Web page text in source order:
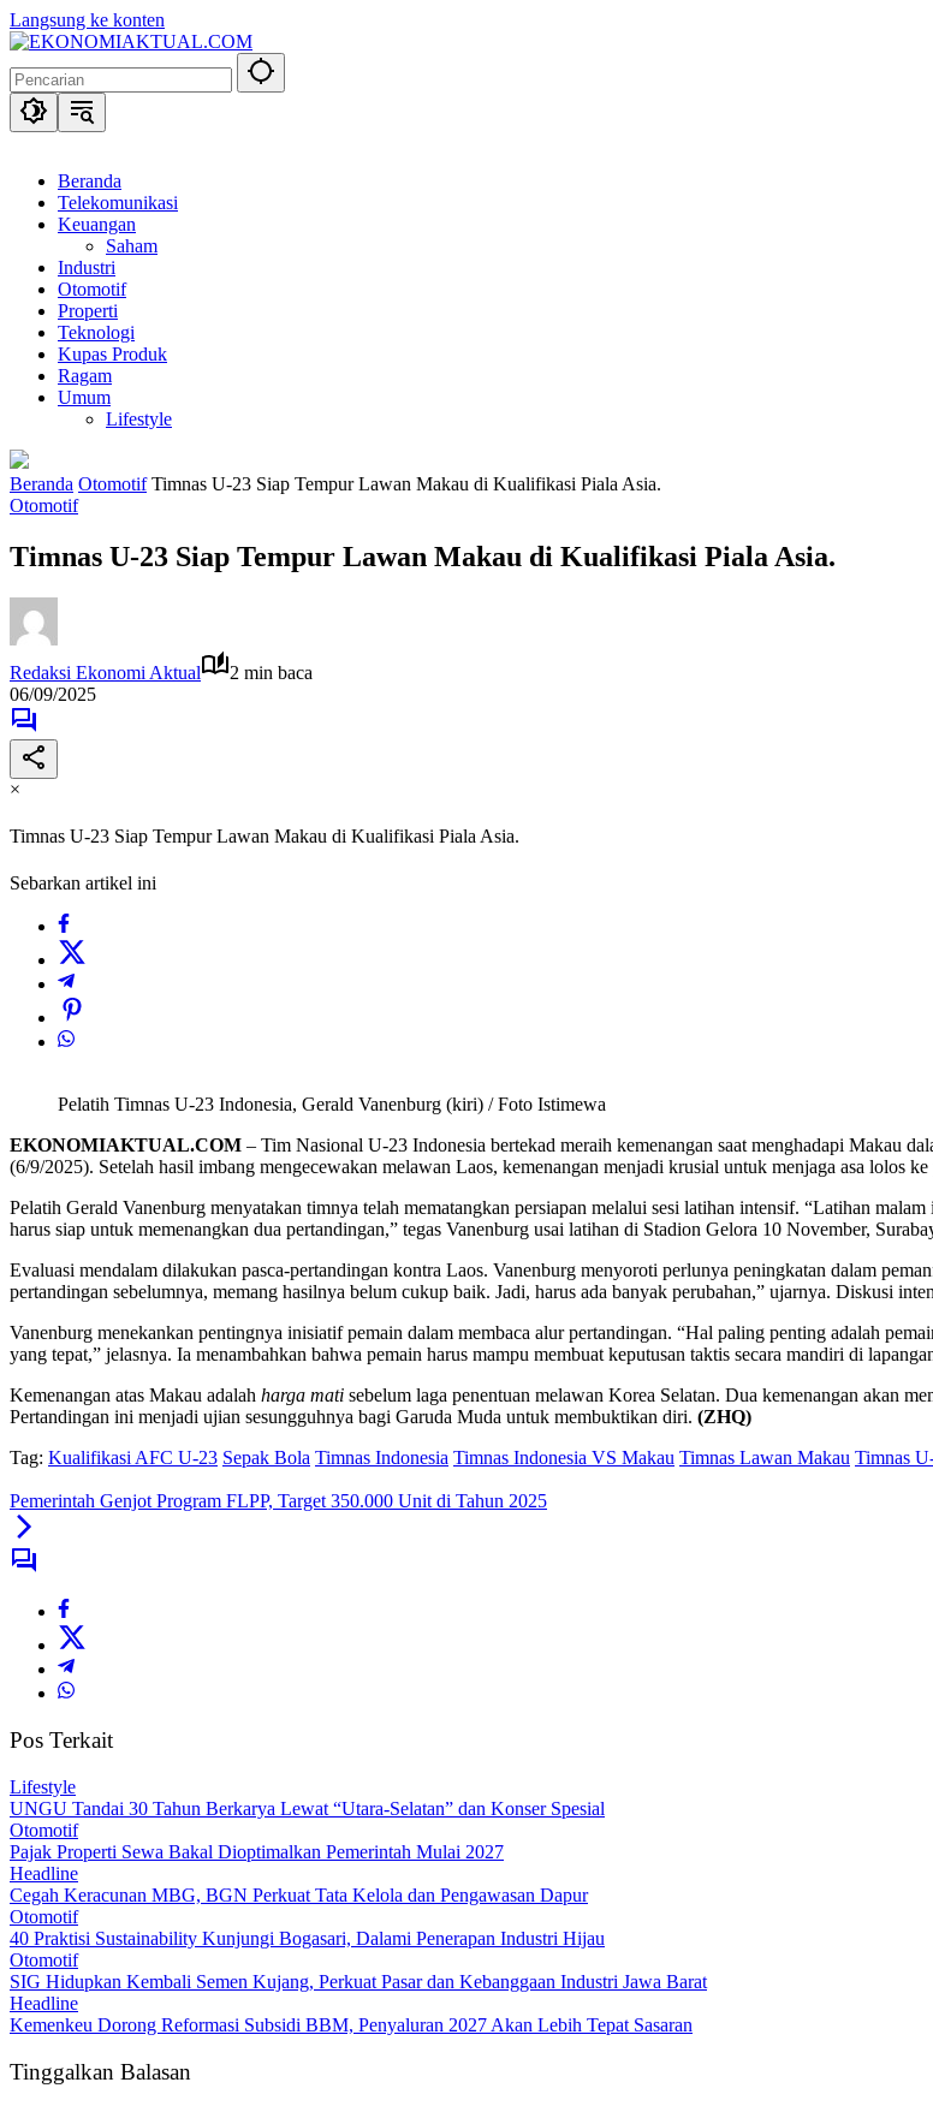
Langsung ke konten
Beranda
Telekomunikasi
Keuangan
Saham
Industri
Otomotif
Properti
Teknologi
Kupas Produk
Ragam
Umum
Lifestyle
Beranda Otomotif Timnas U-23 Siap Tempur Lawan Makau di Kualifikasi Piala Asia.
Otomotif
Timnas U-23 Siap Tempur Lawan Makau di Kualifikasi Piala Asia.
Redaksi Ekonomi Aktual
2 min baca
06/09/2025
×
Timnas U-23 Siap Tempur Lawan Makau di Kualifikasi Piala Asia.
Sebarkan artikel ini
Pelatih Timnas U-23 Indonesia, Gerald Vanenburg (kiri) / Foto Istimewa
EKONOMIAKTUAL.COM – Tim Nasional U-23 Indonesia bertekad meraih kemenangan saat menghadapi Makau
(6/9/2025). Setelah hasil imbang mengecewakan melawan Laos, kemenangan menjadi krusial untuk menjaga asa lolos
Pelatih Gerald Vanenburg menyatakan timnya telah mematangkan persiapan melalui sesi latihan intensif. “Latihan
harus siap untuk memenangkan dua pertandingan,” tegas Vanenburg usai latihan di Stadion Gelora 10 November,
Evaluasi mendalam dilakukan pasca-pertandingan kontra Laos. Vanenburg menyoroti perlunya peningkatan dalam
pertandingan sebelumnya, memang hasilnya belum cukup baik. Jadi, harus ada banyak perubahan,” ujarnya. Diskusi
Vanenburg menekankan pentingnya inisiatif pemain dalam membaca alur pertandingan. “Hal paling penting adalah
yang tepat,” jelasnya. Ia menambahkan bahwa pemain harus mampu membuat keputusan taktis secara mandiri di
Kemenangan atas Makau adalah harga mati sebelum laga penentuan melawan Korea Selatan. Dua kemenangan akan
Pertandingan ini menjadi ujian sesungguhnya bagi Garuda Muda untuk membuktikan diri. (ZHQ)
Tag: Kualifikasi AFC U-23 Sepak Bola Timnas Indonesia Timnas Indonesia VS Makau Timnas Lawan Makau Timnas
Pemerintah Genjot Program FLPP, Target 350.000 Unit di Tahun 2025
Pos Terkait
Lifestyle
UNGU Tandai 30 Tahun Berkarya Lewat “Utara-Selatan” dan Konser Spesial
Otomotif
Pajak Properti Sewa Bakal Dioptimalkan Pemerintah Mulai 2027
Headline
Cegah Keracunan MBG, BGN Perkuat Tata Kelola dan Pengawasan Dapur
Otomotif
40 Praktisi Sustainability Kunjungi Bogasari, Dalami Penerapan Industri Hijau
Otomotif
SIG Hidupkan Kembali Semen Kujang, Perkuat Pasar dan Kebanggaan Industri Jawa Barat
Headline
Kemenkeu Dorong Reformasi Subsidi BBM, Penyaluran 2027 Akan Lebih Tepat Sasaran
Tinggalkan Balasan